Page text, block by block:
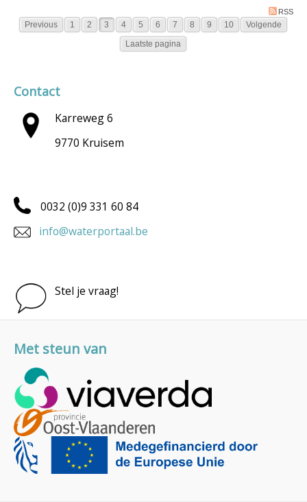
RSS
Previous 1 2 3 4 5 6 7 8 9 10
Volgende
Laatste pagina
Contact
Karreweg 6
9770 Kruisem
0032 (0)9 331 60 84
info@waterportaal.be
Stel je vraag!
Met steun van